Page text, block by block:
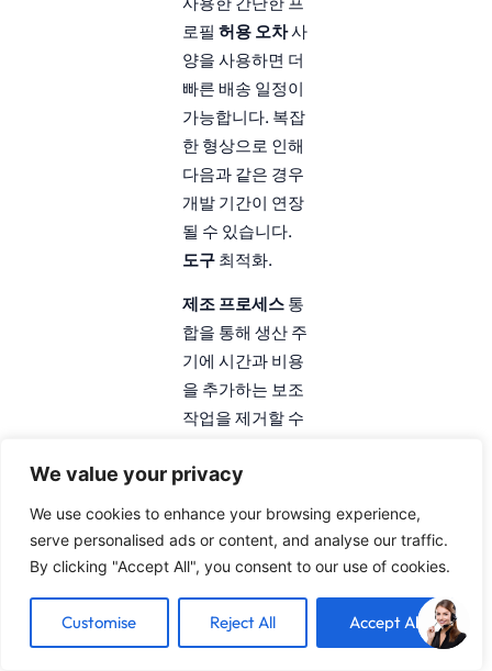
We value your privacy
We use cookies to enhance your browsing experience,
serve personalised ads or content, and analyse our traffic.
By clicking "Accept All", you consent to our use of cookies.
Customise Reject All Accept All
로필 허용 오차사
양을 사용하면 더
빠른 배송 일정이
가능합니다. 복잡
한 형상으로 인해
다음과 같은 경우
개발 기간이 연장
될 수 있습니다.
도구 최적화.
제조 프로세스 통
합을 통해 생산 주
기에 시간과 비용
을 추가하는 보조
작업을 제거할 수
늄 압출을 위한 설
계
더 많은 것을
만듭니다.비용 효
율적적절한 애플
대체 제조 방법보
다 더 나은 솔루션